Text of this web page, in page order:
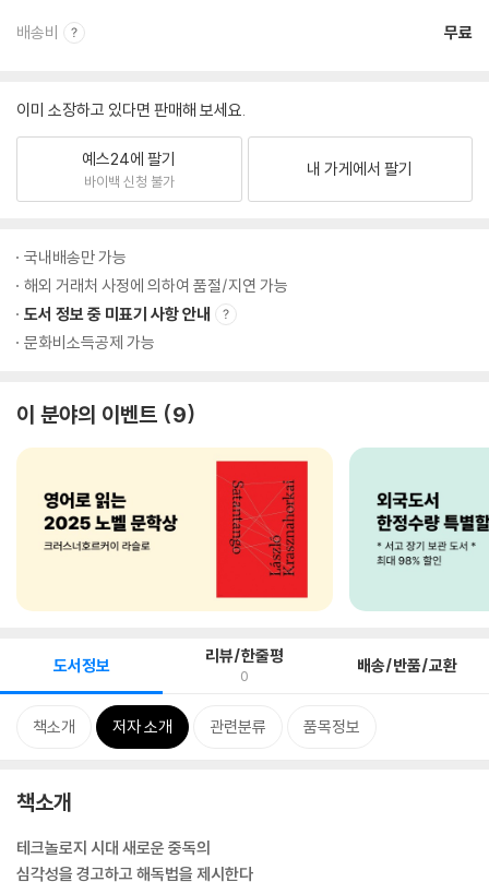
배송비 무료
이미 소장하고 있다면 판매해 보세요.
예스24에 팔기
바이백 신청 불가
내 가게에서 팔기
국내배송만 가능
해외 거래처 사정에 의하여 품절/지연 가능
도서 정보 중 미표기 사항 안내
문화비소득공제 가능
이 분야의 이벤트 9
도서정보 리뷰/한줄평
0 배송/반품/교환
책소개 저자 소개 관련분류 품목정보
책소개
테크놀로지 시대 새로운 중독의
심각성을 경고하고 해독법을 제시한다